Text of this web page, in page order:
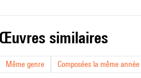
œuvres similaires
Même genre Composées la même année